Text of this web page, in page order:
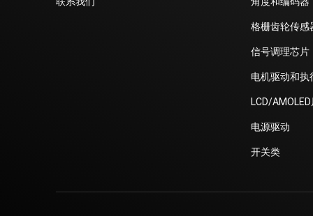
格栅齿轮传感
信号调理芯片
电机驱动和执
LCD/
电源驱动
开关类